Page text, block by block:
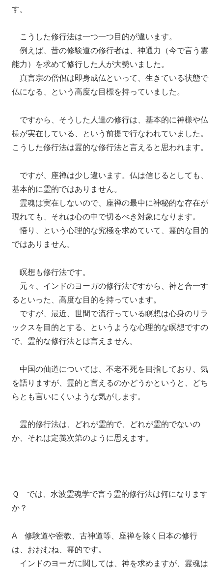
す。
こうした修行法は一つ一つ目的が違います。
例えば、昔の修験道の修行者は、神通力（今で言う霊
能力）を求めて修行した人が大勢いました。
真言宗の僧侶は即身成仏といって、生きている状態で
仏になる、という高度な目標を持っていました。
ですから、そうした人達の修行は、基本的に神様や仏
様が実在している、という前提で行なわれていました。
こうした修行法は霊的な修行法と言えると思われます。
ですが、座禅は少し違います。仏は信じるとしても、
基本的に霊的ではありません。
霊魂は実在しないので、座禅の最中に神秘的な存在が
現れても、それは心の中で切るべき対象になります。
悟り、という心理的な究極を求めていて、霊的な目的
ではありません。
瞑想も修行法です。
元々、インドのヨーガの修行法ですから、神と合一す
るといった、高度な目的を持っています。
ですが、最近、世間で流行っている瞑想は心身のリラ
ックスを目的とする、というような心理的な瞑想ですの
で、霊的な修行法とは言えません。
中国の仙道については、不老不死を目指しており、気
を語りますが、霊的と言えるのかどうかというと、どち
らとも言いにくいような気がします。
霊的修行法は、どれが霊的で、どれが霊的でないの
か、それは定義次第のように思えます。
Ｑ では、水波霊魂学で言う霊的修行法は何になります
か？
A 修験道や密教、古神道等、座禅を除く日本の修行
は、おおむね、霊的です。
インドのヨーガに関しては、神を求めますが、霊魂は